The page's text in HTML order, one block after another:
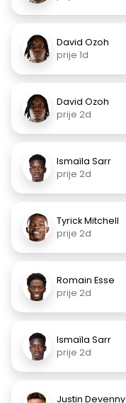
David Ozoh
prije 1d
David Ozoh
prije 2d
Ismaïla Sarr
prije 2d
Tyrick Mitchell
prije 2d
Romain Esse
prije 2d
Ismaïla Sarr
prije 2d
Justin Devenny